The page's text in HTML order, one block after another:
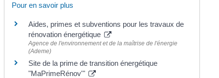
Pour en savoir plus
Aides, primes et subventions pour les travaux de
rénovation énergétique
Agence de l'environnement et de la maîtrise de l'énergie
(Ademe)
Site de la prime de transition énergétique
"MaPrimeRénov'"